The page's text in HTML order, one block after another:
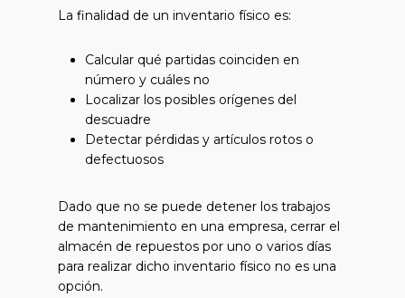
La finalidad de un inventario físico es:
Calcular qué partidas coinciden en
número y cuáles no
Localizar los posibles orígenes del
descuadre
Detectar pérdidas y artículos rotos o
defectuosos
Dado que no se puede detener los trabajos
de mantenimiento en una empresa, cerrar el
almacén de repuestos por uno o varios días
para realizar dicho inventario físico no es una
opción.